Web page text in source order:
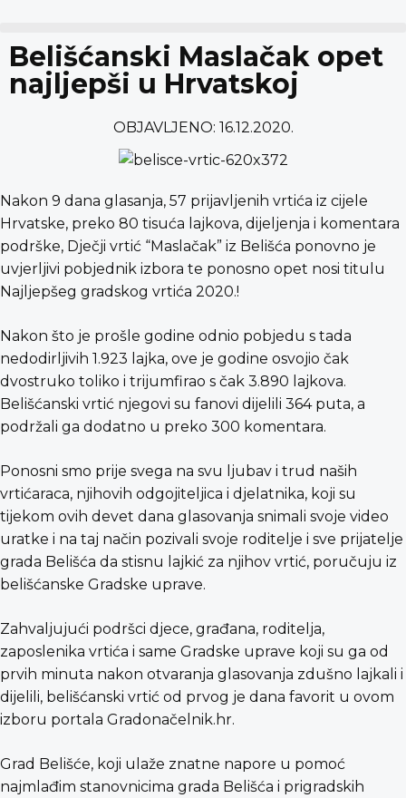
Belišćanski Maslačak opet
najljepši u Hrvatskoj
OBJAVLJENO: 16.12.2020.
Nakon 9 dana glasanja, 57 prijavljenih vrtića iz cijele
Hrvatske, preko 80 tisuća lajkova, dijeljenja i komentara
podrške, Dječji vrtić “Maslačak” iz Belišća ponovno je
uvjerljivi pobjednik izbora te ponosno opet nosi titulu
Najljepšeg gradskog vrtića 2020.!
Nakon što je prošle godine odnio pobjedu s tada
nedodirljivih 1.923 lajka, ove je godine osvojio čak
dvostruko toliko i trijumfirao s čak 3.890 lajkova.
Belišćanski vrtić njegovi su fanovi dijelili 364 puta, a
podržali ga dodatno u preko 300 komentara.
Ponosni smo prije svega na svu ljubav i trud naših
vrtićaraca, njihovih odgojiteljica i djelatnika, koji su
tijekom ovih devet dana glasovanja snimali svoje video
uratke i na taj način pozivali svoje roditelje i sve prijatelje
grada Belišća da stisnu lajkić za njihov vrtić, poručuju iz
belišćanske Gradske uprave.
Zahvaljujući podršci djece, građana, roditelja,
zaposlenika vrtića i same Gradske uprave koji su ga od
prvih minuta nakon otvaranja glasovanja zdušno lajkali i
dijelili, belišćanski vrtić od prvog je dana favorit u ovom
izboru portala Gradonačelnik.hr.
Grad Belišće, koji ulaže znatne napore u pomoć
najmlađim stanovnicima grada Belišća i prigradskih